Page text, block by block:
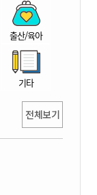
출산/육아
기타
전체보기